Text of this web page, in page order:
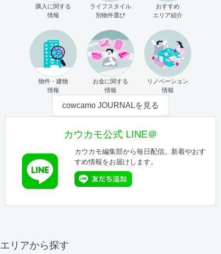
購入に関する
情報
ライフスタイル
別物件選び
おすすめ
エリア紹介
物件・建物
情報
お金に関する
情報
リノベーション
情報
cowcamo JOURNALを見る
カウカモ公式 LINE＠
カウカモ編集部から毎日配信。新着やおす
すめ情報をお届けします。
エリアから探す